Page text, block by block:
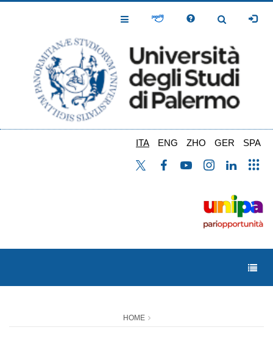
Toggle
Toggle
ITA ENG ZHO GER SPA
HOME